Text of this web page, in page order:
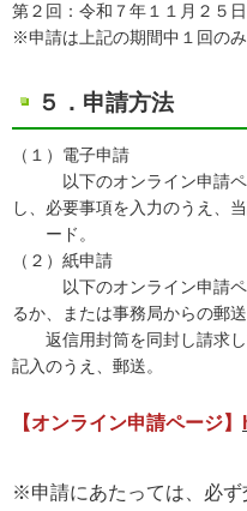
第２回：令和７年１１月２５
※申請は上記の期間中１回のみ
５．申請方法
（１）電子申請
以下のオンライン申請ペ
し、必要事項を入力のうえ、
ード。
（２）紙申請
以下のオンライン申請ペ
るか、または事務局からの郵
返信用封筒を同封し請求し
記入のうえ、郵送。
【オンライン申請ページ】
※申請にあたっては、必ず